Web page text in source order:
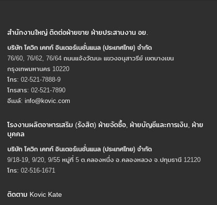
สำนักงานใหญ่ ติดต่อฝ่ายขาย ฝ่ายประสานงาน อย.
บริษัท โควิก เคทท์ อินเตอร์เนชั่นแนล (ประเทศไทย) จํากัด
76/60, 76/62, 76/64 ถนนแจ้งวัฒนะ แขวงอนุสาวรีย์ เขตบางเขน
กรุงเทพมหานคร 10220
โทร: 02-521-7888-9
โทรสาร: 02-521-7890
อีเมล์: info@kovic.com
โรงงานผลิตอาหารเสริม (รังสิต) ฝ่ายจัดซื้อ, ฝ่ายบัญชีและการเงิน, ฝ่าย
บุคคล
บริษัท โควิก เคทท์ อินเตอร์เนชั่นแนล (ประเทศไทย) จํากัด
9/18-19, 9/20, 9/55 หมู่ที่ 5 ต.คลองหนึ่ง อ.คลองหลวง จ.ปทุมธานี 12120
โทร: 02-516-1671
ติดตาม Kovic Kate